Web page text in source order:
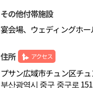
その他付帯施設
宴会場、ウェディングホ
住所 アクセス
プサン広域市チュン区チ
부산광역시 중구 중구로